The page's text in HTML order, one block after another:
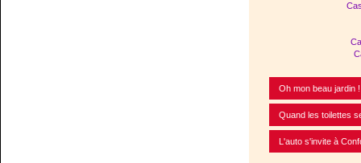
Oh mon beau jardin !
Quand les toilettes
L'auto s'invite à